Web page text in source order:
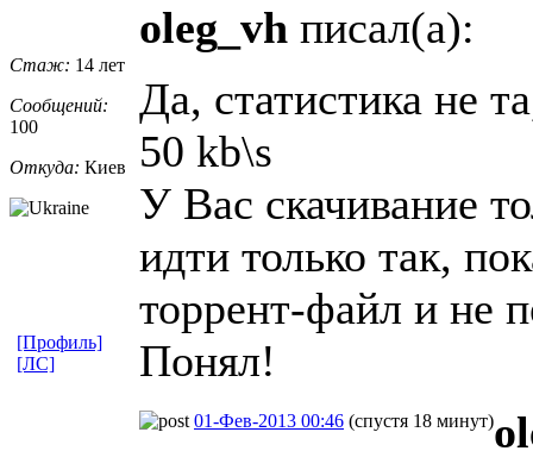
Стаж: 14 лет
Сообщений:
100
Откуда: Киев
oleg_vh писал(а):
Да, статистика не
50 kb\s
У Вас скачивание
идти только так,
торрент-файл и не
Понял!
[Профиль]
[ЛС]
01-Фев-2013 00:46 (спустя 18 минут)